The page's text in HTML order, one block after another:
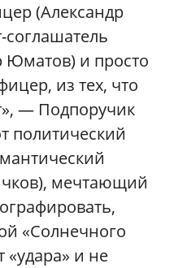
(Александр
Юматов) и просто
из тех, что
— Подпоручик
политический
мечтающий
«Солнечного
«удара» и не